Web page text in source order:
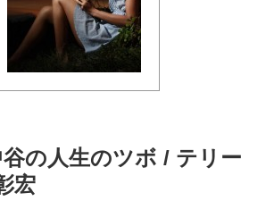
の人生のツボ / テリー
宏